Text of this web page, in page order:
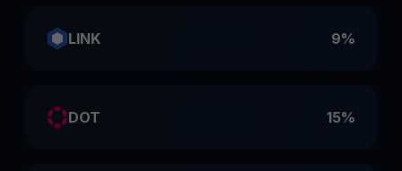
LINK 9%
DOT 15%